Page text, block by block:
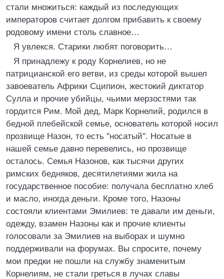
стали множиться: каждый из последующих
императоров считает долгом прибавить к своему
родовому имени столь славное…
Я увлекся. Старики любят поговорить…
Я принадлежу к роду Корнелиев, но не
патрицианской его ветви, из среды которой вышел
завоеватель Африки Сципион, жестокий диктатор
Сулла и прочие убийцы, чьими мерзостями так
гордится Рим. Мой дед, Марк Корнелий, родился в
бедной плебейской семье, основатель которой носил
прозвище Назон, то есть "носатый". Носатые в
нашей семье давно перевелись, но прозвище
осталось. Семья Назонов, как тысячи других
римских бедняков, десятилетиями жила на
государственное пособие: получала бесплатно хлеб
и масло, иногда деньги. Кроме того, Назоны
состояли клиентами Эмилиев: те давали им деньги,
одежду, взамен Назоны как и прочие клиенты
голосовали за Эмилиев на выборах и шумно
поддерживали на форумах. Вы спросите, почему
мои предки не пошли на службу знаменитым
Корнелиям, не стали греться в лучах славы